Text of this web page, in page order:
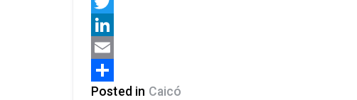
Twitter
LinkedIn
Email
Share
Posted in Caicó